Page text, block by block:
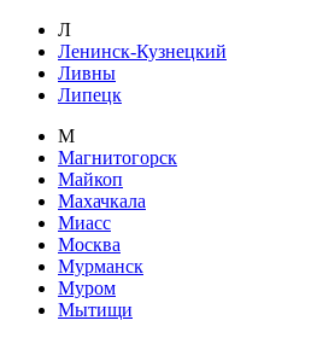
Л
Ленинск-Кузнецкий
Ливны
Липецк
М
Магнитогорск
Майкоп
Махачкала
Миасс
Москва
Мурманск
Муром
Мытищи